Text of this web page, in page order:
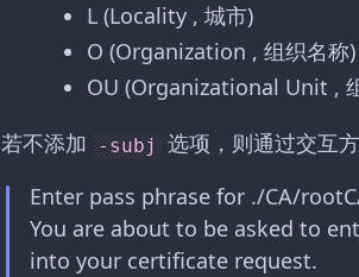
L (Locality , 城市)
O (Organization , 组织名称)
OU (Organizational Unit ,
若不添加 -subj 选项，则通过交互
Enter pass phrase for ./CA/
You are about to be asked to
into your certificate request.